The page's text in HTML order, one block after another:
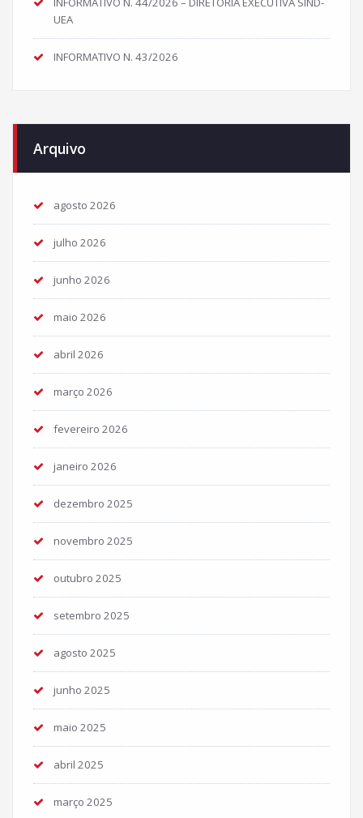
UEA
INFORMATIVO N. 43/2026
Arquivo
agosto 2026
julho 2026
junho 2026
maio 2026
abril 2026
março 2026
fevereiro 2026
janeiro 2026
dezembro 2025
novembro 2025
outubro 2025
setembro 2025
agosto 2025
junho 2025
maio 2025
abril 2025
março 2025